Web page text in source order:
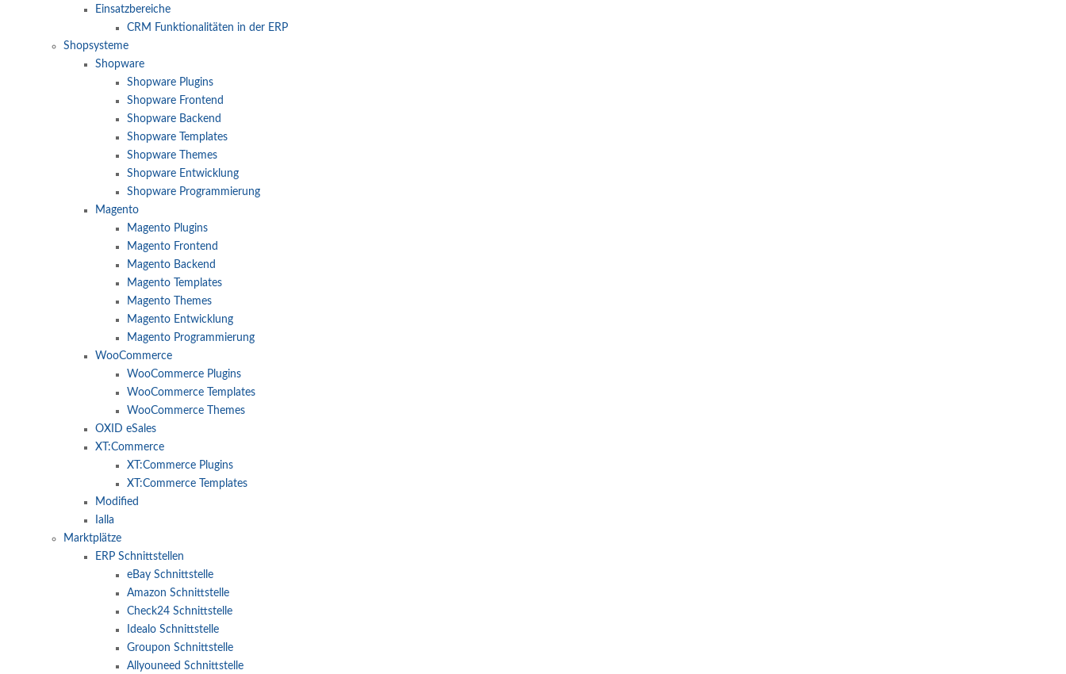
Einsatzbereiche
CRM Funktionalitäten in der ERP
Shopsysteme
Shopware
Shopware Plugins
Shopware Frontend
Shopware Backend
Shopware Templates
Shopware Themes
Shopware Entwicklung
Shopware Programmierung
Magento
Magento Plugins
Magento Frontend
Magento Backend
Magento Templates
Magento Themes
Magento Entwicklung
Magento Programmierung
WooCommerce
WooCommerce Plugins
WooCommerce Templates
WooCommerce Themes
OXID eSales
XT:Commerce
XT:Commerce Plugins
XT:Commerce Templates
Modified
Ialla
Marktplätze
ERP Schnittstellen
eBay Schnittstelle
Amazon Schnittstelle
Check24 Schnittstelle
Idealo Schnittstelle
Groupon Schnittstelle
Allyouneed Schnittstelle